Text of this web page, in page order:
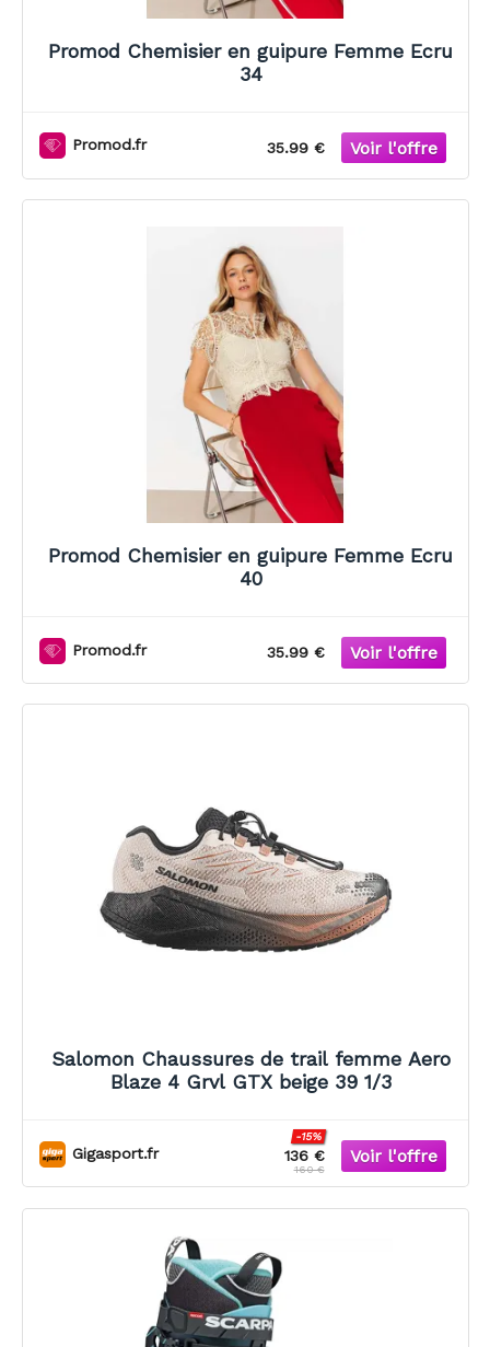
Promod Chemisier en guipure Femme Ecru
34
Promod.fr 35.99 €
Promod Chemisier en guipure Femme Ecru
40
Promod.fr 35.99 €
Salomon Chaussures de trail femme Aero
Blaze 4 Grvl GTX beige 39 1/3
Gigasport.fr 136 €
-15%
160 €